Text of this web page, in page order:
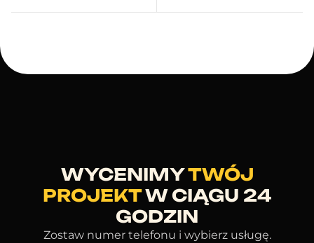
WYCENIMYTWÓJ
PROJEKTW CIĄGU 24
GODZIN
Zostaw numer telefonu i wybierz usługę.